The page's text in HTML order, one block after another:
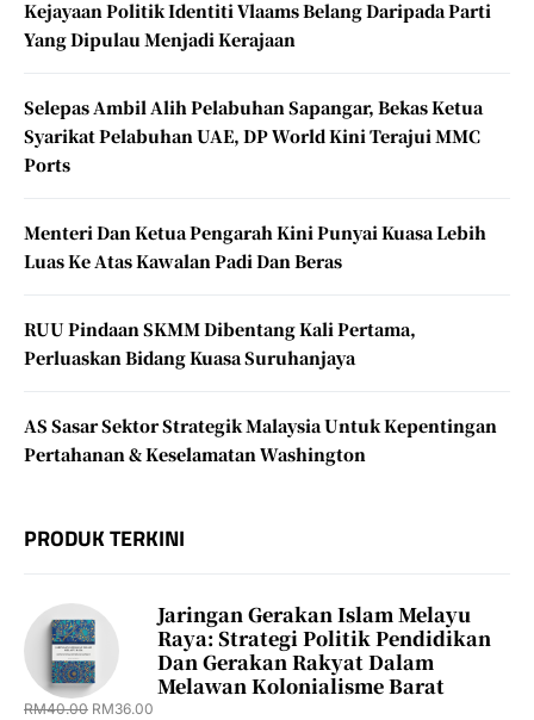
Kejayaan Politik Identiti Vlaams Belang Daripada Parti
Yang Dipulau Menjadi Kerajaan
Selepas Ambil Alih Pelabuhan Sapangar, Bekas Ketua
Syarikat Pelabuhan UAE, DP World Kini Terajui MMC
Ports
Menteri Dan Ketua Pengarah Kini Punyai Kuasa Lebih
Luas Ke Atas Kawalan Padi Dan Beras
RUU Pindaan SKMM Dibentang Kali Pertama,
Perluaskan Bidang Kuasa Suruhanjaya
AS Sasar Sektor Strategik Malaysia Untuk Kepentingan
Pertahanan & Keselamatan Washington
PRODUK TERKINI
Jaringan Gerakan Islam Melayu
Raya: Strategi Politik Pendidikan
Dan Gerakan Rakyat Dalam
Melawan Kolonialisme Barat
RM40.00 RM36.00